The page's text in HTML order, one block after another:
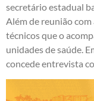
secretário estadual
Além de reunião
técnicos que o
unidades de saúde.
concede entrevista